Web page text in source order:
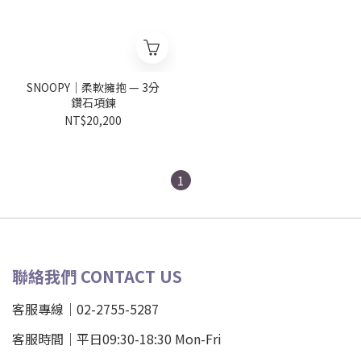
SNOOPY｜柔軟擁抱 — 3分
鑽石項鍊
NT$20,200
1
聯絡我們 CONTACT US
客服專線｜02-2755-5287
客服時間｜平日09:30-18:30 Mon-Fri